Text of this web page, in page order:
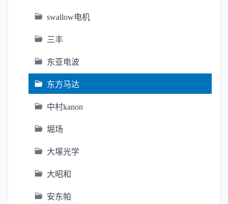
swallow电机
三丰
东亚电波
东方马达
中村kanon
堀场
大塚光学
大昭和
安东帕